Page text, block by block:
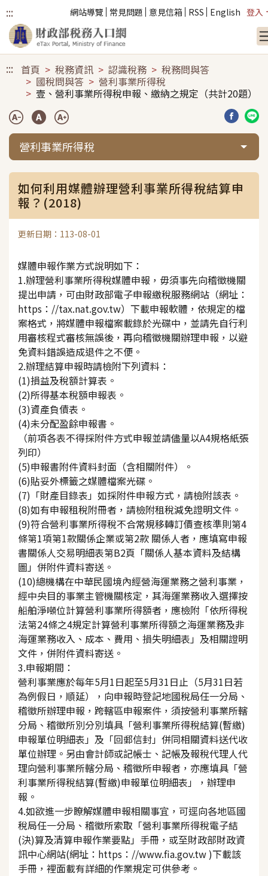
::: 網站導覽 常見問題 意見信箱 RSS English 登入
::: 首頁 稅務資訊 認識稅務
稅務問與答
國稅問與答
營利事業所得稅
壹、營利事業所得稅申報、繳納之規定（共計20題）
分享到
分
營利事業所得稅
如何利用媒體辦理營利事業所得稅結算申
報？(2018)
更新日期：113-08-01
媒體申報作業方式說明如下：
1.辦理營利事業所得稅媒體申報，毋須事先向稽徵機關
提出申請，可由財政部電子申報繳稅服務網站（網址：
https：//tax.nat.gov.tw）下載申報軟體，依規定的檔
案格式，將媒體申報檔案載錄於光碟中，並請先自行利
用審核程式審核無誤後，再向稽徵機關辦理申報，以避
免資料錯誤造成退件之不便。
2.辦理結算申報時請檢附下列資料：
(1)損益及稅額計算表。
(2)所得基本稅額申報表。
(3)資產負債表。
(4)未分配盈餘申報書。
（前項各表不得採附件方式申報並請儘量以A4規格紙張
列印）
(5)申報書附件資料封面（含相關附件）。
(6)貼妥外標籤之媒體檔案光碟。
(7)「財產目錄表」如採附件申報方式，請檢附該表。
(8)如有申報租稅附冊者，請檢附租稅減免證明文件。
(9)符合營利事業所得稅不合常規移轉訂價查核準則第4
條第1項第1款關係企業或第2款 關係人者，應填寫申報
書關係人交易明細表第B2頁「關係人基本資料及結構
圖」併附件資料寄送。
(10)總機構在中華民國境內經營海運業務之營利事業，
經中央目的事業主管機關核定，其海運業務收入選擇按
船舶淨噸位計算營利事業所得額者，應檢附「依所得稅
法第24條之4規定計算營利事業所得額之海運業務及非
海運業務收入、成本、費用、損失明細表」及相關證明
文件，併附件資料寄送。
3.申報期間：
營利事業應於每年5月1日起至5月31日止（5月31日若
為例假日，順延），向申報時登記地國稅局任一分局、
稽徵所辦理申報，跨轄區申報案件，須按營利事業所轄
分局、稽徵所別分別填具「營利事業所得稅結算(暫繳)
申報單位明細表」及「回郵信封」併同相關資料送代收
單位辦理。另由會計師或記帳士、記帳及報稅代理人代
理向營利事業所轄分局、稽徵所申報者，亦應填具「營
利事業所得稅結算(暫繳)申報單位明細表」，辦理申
報。
4.如欲進一步瞭解媒體申報相關事宜，可逕向各地區國
稅局任一分局、稽徵所索取「營利事業所得稅電子結
(決)算及清算申報作業要點」手冊，或至財政部財政資
訊中心網站(網址：https：//www.fia.gov.tw )下載該
手冊，裡面載有詳細的作業規定可供參考。